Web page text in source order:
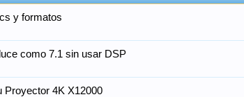
y formatos
como 7.1 sin usar DSP
Proyector 4K X12000